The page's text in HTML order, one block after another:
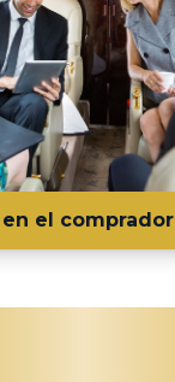
el comprador